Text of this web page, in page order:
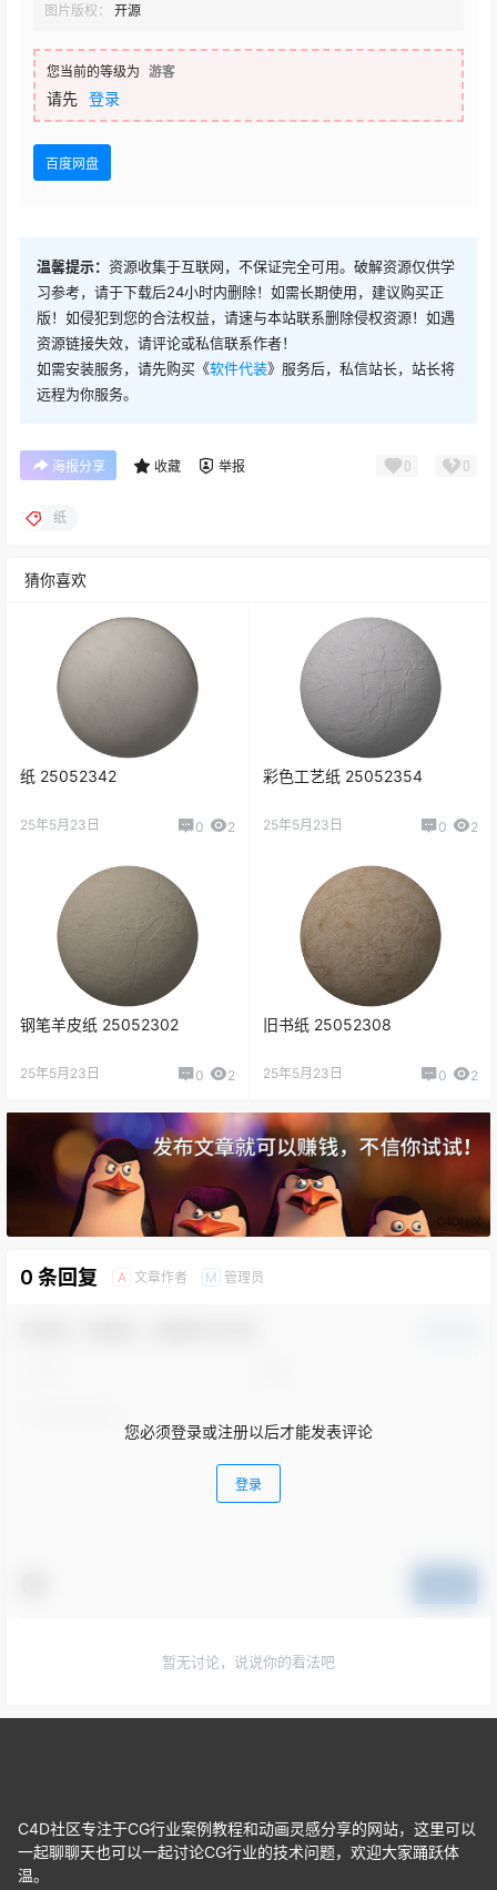
图片版权：
开源
您当前的等级为 游客
请先 登录
百度网盘
温馨提示： 资源收集于互联网，不保证完全可用。破解资源仅供学
习参考，请于下载后24小时内删除！如需长期使用，建议购买正
版！如侵犯到您的合法权益，请速与本站联系删除侵权资源！如遇
资源链接失效，请评论或私信联系作者！
如需安装服务，请先购买《软件代装》服务后，私信站长，站长将
远程为你服务。
海报分享 收藏 举报 0 0
纸
猜你喜欢
纸 25052342
25年5月23日 0 2
彩色工艺纸 25052354
25年5月23日 0 2
钢笔羊皮纸 25052302
25年5月23日 0 2
旧书纸 25052308
25年5月23日 0 2
0 条回复 A 文章作者 M 管理员
您必须登录或注册以后才能发表评论
登录
暂无讨论，说说你的看法吧
C4D社区专注于CG行业案例教程和动画灵感分享的网站，这里可以
一起聊聊天也可以一起讨论CG行业的技术问题，欢迎大家踊跃体
温。